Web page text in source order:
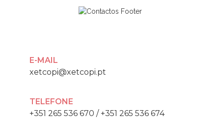
E-MAIL
xetcopi@xetcopi.pt
TELEFONE
+351 265 536 670 /+351 265 536 674